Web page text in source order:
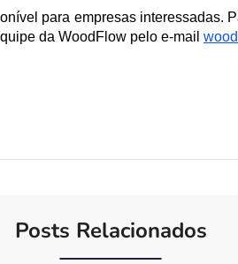
para empresas interessadas.
da WoodFlow pelo e-mail
Posts Relacionados